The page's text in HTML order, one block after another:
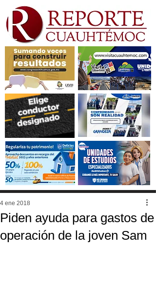
Piden ayuda para gastos de
operación de la joven Sam
4 ene 2018